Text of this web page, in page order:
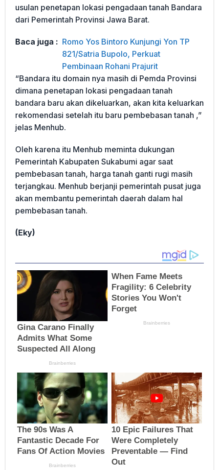
usulan penetapan lokasi pengadaan tanah Bandara
dari Pemerintah Provinsi Jawa Barat.
Baca juga : Romo Yos Bintoro Kunjungi Yon TP
821/Satria Bupolo, Perkuat
Pembinaan Rohani Prajurit
“Bandara itu domain nya masih di Pemda Provinsi
dimana penetapan lokasi pengadaan tanah
bandara baru akan dikeluarkan, akan kita keluarkan
rekomendasi setelah itu baru pembebasan tanah ,”
jelas Menhub.
Oleh karena itu Menhub meminta dukungan
Pemerintah Kabupaten Sukabumi agar saat
pembebasan tanah, harga tanah ganti rugi masih
terjangkau. Menhub berjanji pemerintah pusat juga
akan membantu pemerintah daerah dalam hal
pembebasan tanah.
(Eky)